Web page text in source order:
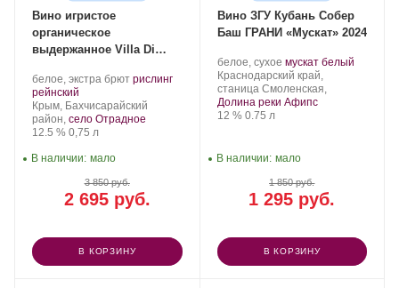
Вино игристое
органическое
выдержанное Villa Di
Производитель:
Villa
Di
Alma.
белое, экстра брют .
винограда:
рислинг
рейнский
Регион:
Крым, Бахчисарайский
район, село Отрадное
Крепость
12.5 %. Объем
0,75 л
2 695 руб.
3 850 руб.
В наличии: мало
В КОРЗИНУ
Вино ЗГУ Кубань Собер
Баш ГРАНИ «Мускат» 2024
Производитель:
Собер
Баш.
белое, сухое .
Сорт
винограда:
мускат белый.
Регион:
Краснодарский край,
станица Смоленская,
Долина реки Афипс
Крепость
12 %. Объем
0.75 л
1 295 руб.
1 850 руб.
В наличии: мало
В КОРЗИНУ